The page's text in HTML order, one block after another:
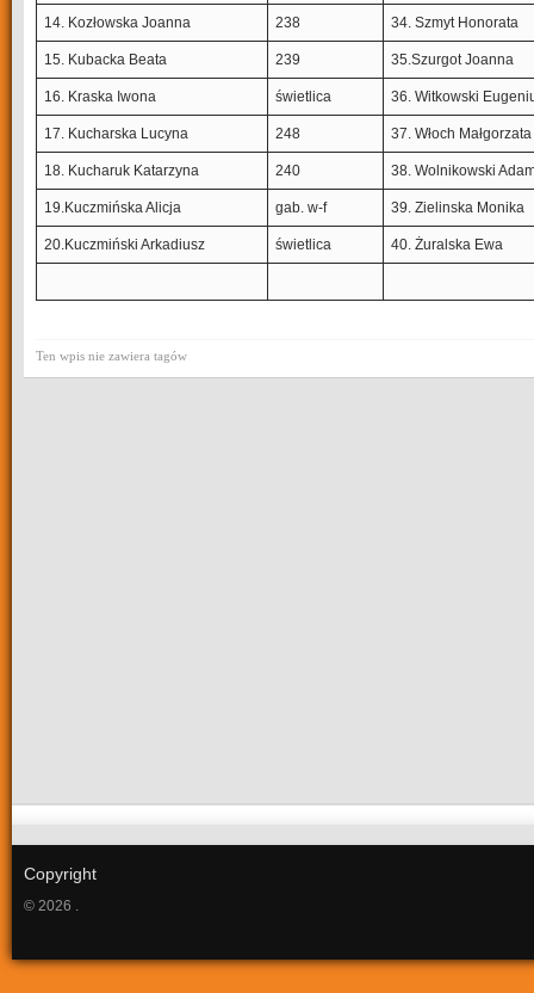
14. Kozłowska Joanna 238 34. Szmyt Honorata
15. Kubacka Beata 239 35.Szurgot Joanna
16. Kraska Iwona świetlica 36. Witkowski
17. Kucharska Lucyna 248 37. Włoch Małgorzata
18. Kucharuk Katarzyna 240 38. Wolnikowski
19.Kuczmińska Alicja gab. w-f 39. Zielinska Monika
20.Kuczmiński Arkadiusz świetlica 40. Żuralska Ewa
Ten wpis nie zawiera tagów
Copyright
© 2026 .